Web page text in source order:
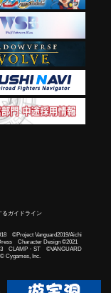
るガイドライン
©Project Vanguard2019/Aichi
Character Design ©2021
CLAMP・ST ©VANGUARD
Cygames, Inc.